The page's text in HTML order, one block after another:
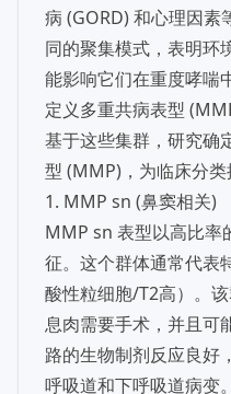
病 (GORD) 和心理因素
同的聚集模式，表明环
能影响它们在重度哮喘
定义多重共病表型
基于这些集群，研究确
型 (MMP)，为临床分类
1. MMP sn (鼻窦相关)
MMP sn 表型以高比率
征。这个群体通常代表
酸性粒细胞/T2高）。
息肉需要手术，并且可
路的生物制剂反应良好
呼吸道和下呼吸道病变。